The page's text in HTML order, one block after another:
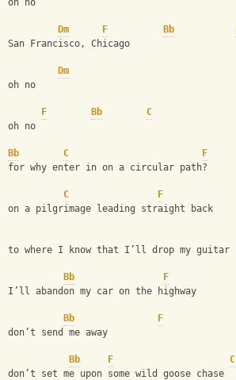
oh no
Dm F Bb
San Francisco, Chicago
Dm
oh no
F Bb
C
oh no
Bb C F
for why enter in on a circular path?
C F
on a pilgrimage leading straight back
to where I know that I’ll drop my guitar
Bb F
I’ll abandon my car on the highway
Bb
F
don’t send me away
Bb F
C
don’t set me upon some wild goose chase